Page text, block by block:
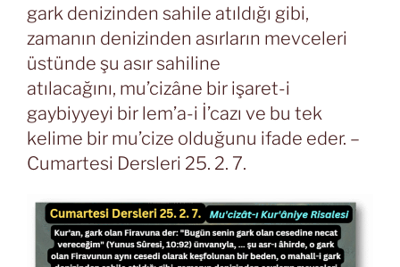
gark denizinden sahile atıldığı gibi,
zamanın denizinden asırların mevceleri
üstünde şu asır sahiline
atılacağını, mu’cizâne bir işaret-i
gaybiyyeyi bir lem’a-i İ’cazı ve bu tek
kelime bir mu’cize olduğunu ifade eder. –
Cumartesi Dersleri 25. 2. 7.